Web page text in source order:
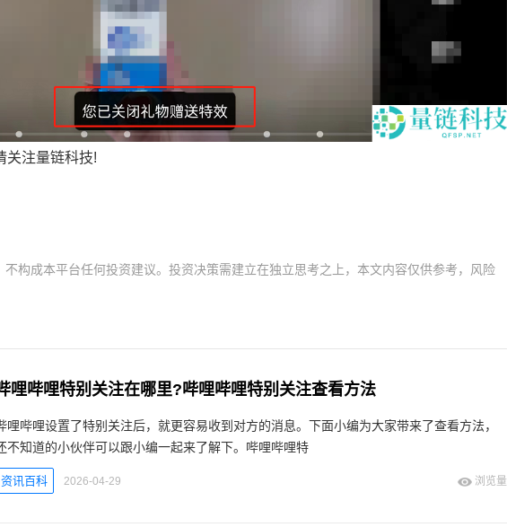
关注量链科技!
构成本平台任何投资建议。投资决策需建立在独立思考之上，本文内容仅供参考，风险
哩哔哩特别关注在哪里?哔哩哔哩特别关注查看方法
哩哔哩设置了特别关注后，就更容易收到对方的消息。下面小编为大家带来了查看方法，
不知道的小伙伴可以跟小编一起来了解下。哔哩哔哩特
资讯百科 2026-04-29 浏览量